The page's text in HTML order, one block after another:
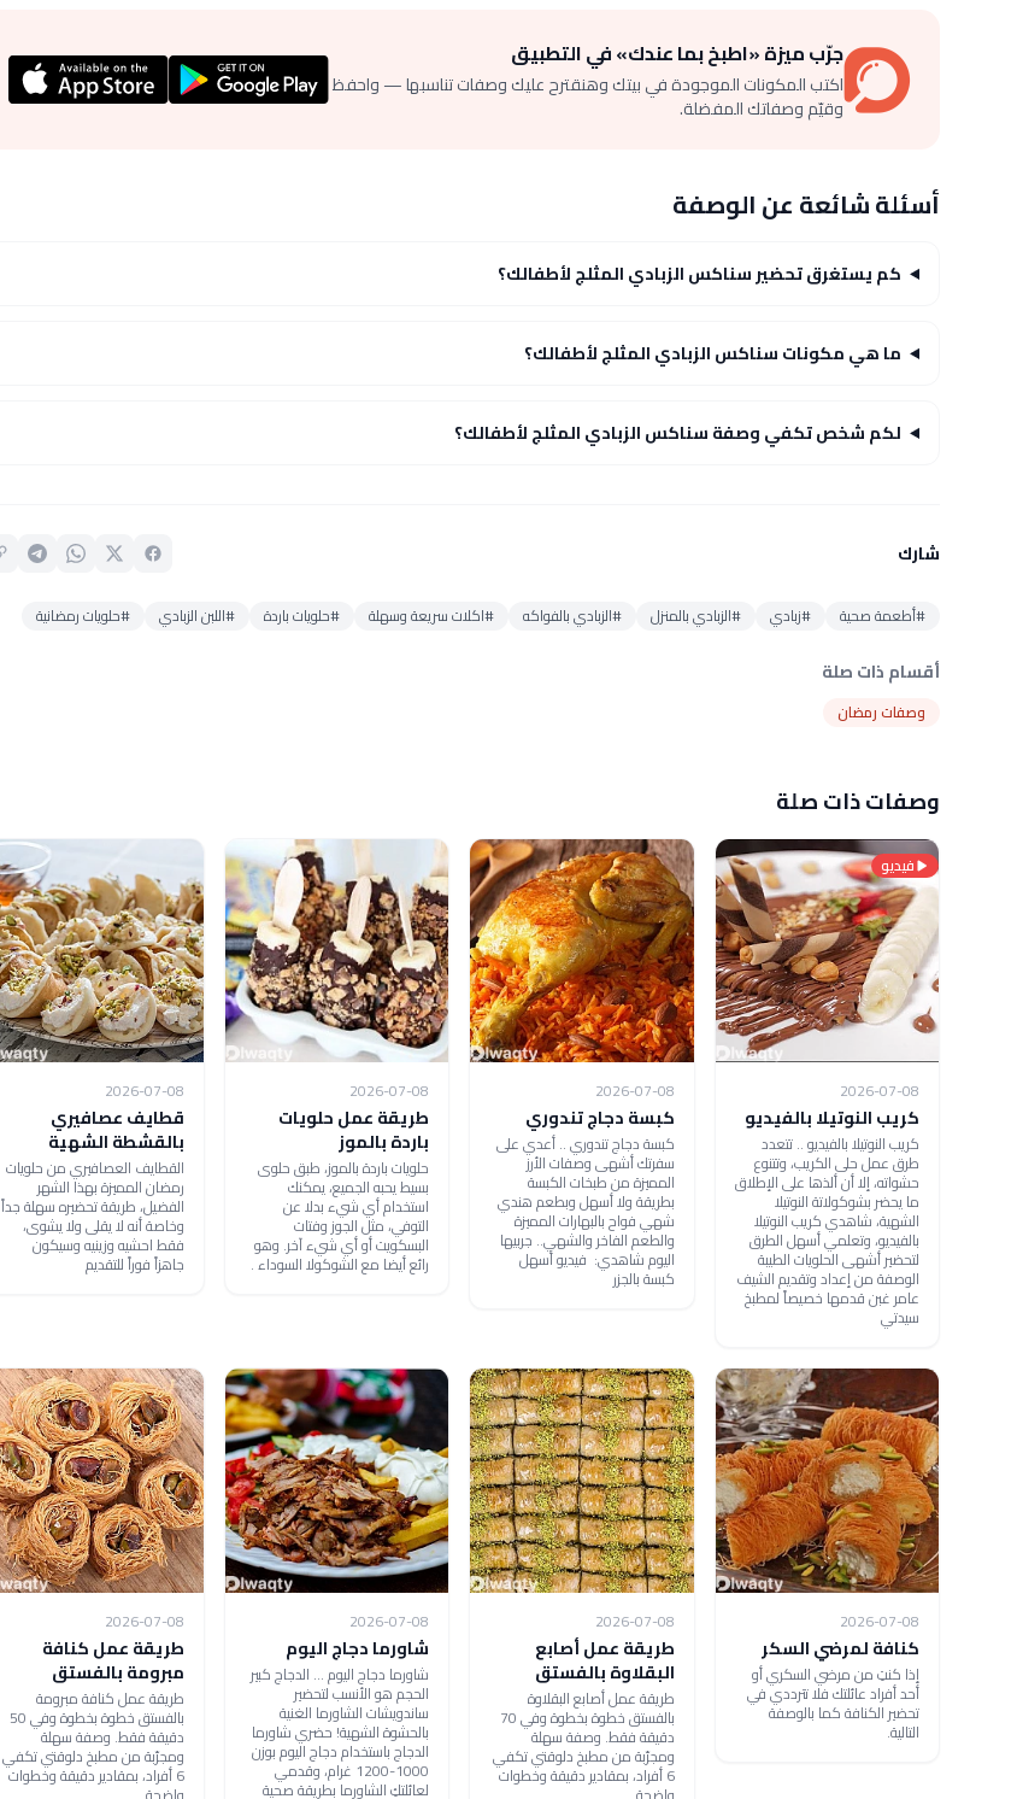
جرّب ميزة «اطبخ بما عندك» في التطبيق
اكتب المكونات الموجودة في بيتك وهنقترح عليك وصفات تناسبها — واحفظ
وقيّم وصفاتك المفضلة.
أسئلة شائعة عن الوصفة
كم يستغرق تحضير سناكس الزبادي المثلج لأطفالك؟
ما هي مكونات سناكس الزبادي المثلج لأطفالك؟
لكم شخص تكفي وصفة سناكس الزبادي المثلج لأطفالك؟
شارك
#أطعمة صحية #زبادي #الزبادي بالمنزل #الزبادي بالفواكه #اكلات سريعة وسهلة #حلويات باردة #اللبن الزبادي #حلويات رمضانية
أقسام ذات صلة
وصفات رمضان
وصفات ذات صلة
فيديو
2026-07-08
كريب النوتيلا بالفيديو
كريب النوتيلا بالفيديو .. تتعدد
طرق عمل حلى الكريب، وتتنوع
حشواته، إلا أن ألذها على الإطلاق
ما يحضر بشوكولاتة النوتيلا
الشهية، شاهدي كريب النوتيلا
بالفيديو، وتعلمي أسهل الطرق
لتحضير أشهى الحلويات الطيبة
الوصفة من إعداد وتقديم الشيف
عامر غبن قدمها خصيصاً لمطبخ
سيدتي
2026-07-08
كبسة دجاج تندوري
كبسة دجاج تندوري .. أعدي على
سفرتك أشهى وصفات الأرز
المميزة من طبخات الكبسة
بطريقة ولا أسهل وبطعم هندي
شهي فواح بالبهارات المميزة
والطعم الفاخر والشهي.. جربيها
اليوم شاهدي: فيديو أسهل
كبسة بالجزر
2026-07-08
طريقة عمل حلويات
باردة بالموز
حلويات باردة بالموز، طبق حلوى
بسيط يحبه الجميع، يمكنك
استخدام أي شيء بدلا عن
التوفي، مثل الجوز وفتات
البسكويت أو أي شيء آخر. وهو
رائع أيضا مع الشوكولا السوداء .
2026-07-08
قطايف عصافيري
بالقشطة الشهية
القطايف العصافيري من حلويات
رمضان المميزة بهذا الشهر
الفضيل، طريقة تحضيره سهلة جداً
وخاصة أنه لا يقلى ولا يشوى،
فقط احشيه وزينيه وسيكون
جاهزاً فوراً للتقديم
2026-07-08
كنافة لمرضي السكر
إذا كنتِ من مرضي السكري أو
أحد أفراد عائلتك فلا تترددي في
تحضير الكنافة كما بالوصفة
التالية.
2026-07-08
طريقة عمل أصابع
البقلاوة بالفستق
طريقة عمل أصابع البقلاوة
بالفستق خطوة بخطوة وفي 70
دقيقة فقط. وصفة سهلة
ومجرّبة من مطبخ دلوقتي تكفي
6 أفراد، بمقادير دقيقة وخطوات
2026-07-08
شاورما دجاج اليوم
شاورما دجاج اليوم ... الدجاج كبير
الحجم هو الأنسب لتحضير
ساندويشات الشاورما الغنية
بالحشوة الشهية! حضري شاورما
الدجاج باستخدام دجاج اليوم بوزن
1000-1200 غرام، وقدمي
لعائلتكِ الشاورما بطريقة صحية
2026-07-08
طريقة عمل كنافة
مبرومة بالفستق
طريقة عمل كنافة مبرومة
بالفستق خطوة بخطوة وفي 50
دقيقة فقط. وصفة سهلة
ومجرّبة من مطبخ دلوقتي تكفي
6 أفراد، بمقادير دقيقة وخطوات